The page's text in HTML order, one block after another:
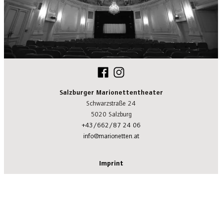
Salzburger Marionettentheater
Schwarzstraße 24
5020 Salzburg
+43/662/87 24 06
info@marionetten.at
Imprint